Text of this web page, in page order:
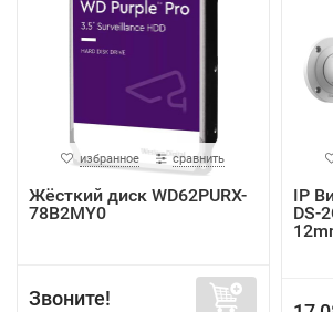
избранное сравнить
Жёсткий диск WD62PURX-
78B2MY0
Звоните!
IP
DS-